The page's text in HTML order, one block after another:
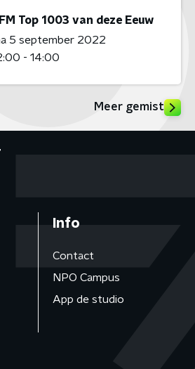
Top 1003 van deze Eeuw
5 september 2022
- 14:00
Meer gemist
Info
Contact
NPO Campus
App de studio